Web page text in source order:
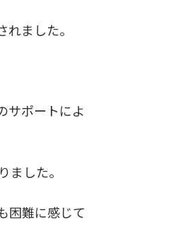
ました。
サポートによ
した。
困難に感じて